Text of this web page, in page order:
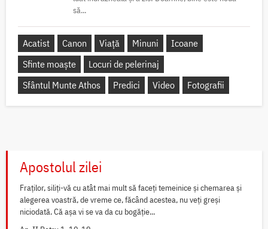
să...
Acatist Canon Viață Minuni
Icoane
Sfinte moaște
Locuri de pelerinaj
Sfântul Munte Athos
Predici Video Fotografii
Apostolul zilei
Fraților, siliți-vă cu atât mai mult să faceți temeinice și chemarea și
alegerea voastră, de vreme ce, făcând acestea, nu veți greși
niciodată. Că așa vi se va da cu bogăție...